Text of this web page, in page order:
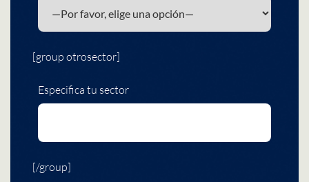
[group otrosector]
Especifica tu sector
[/group]